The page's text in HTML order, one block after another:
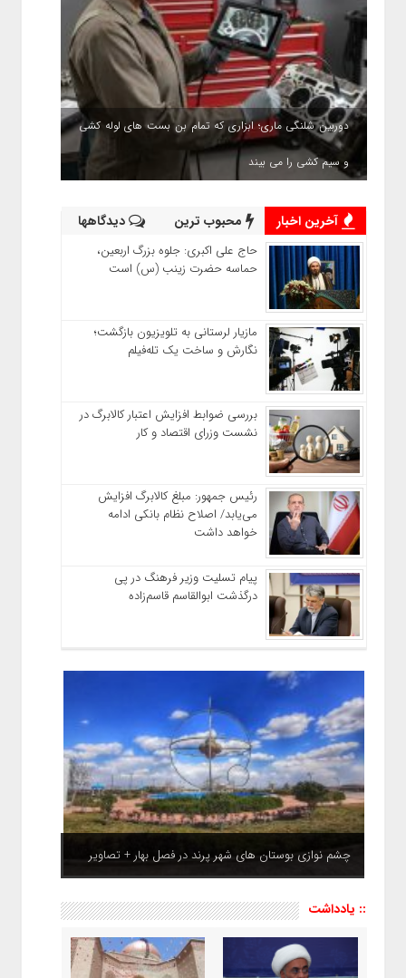
دوربین شلنگی ماری؛ ابزاری که تمام بن بست های لوله کشی
و سیم کشی را می بیند
آخرین اخبار محبوب ترین دیدگاهها
حاج‌ علی‌ اکبری: جلوه بزرگ اربعین،
حماسه حضرت زینب (س) است
مازیار لرستانی به تلویزیون بازگشت؛
نگارش و ساخت یک تله‌فیلم
بررسی ضوابط افزایش اعتبار کالابرگ در
نشست وزرای اقتصاد و کار
رئیس‌ جمهور: مبلغ کالابرگ افزایش
می‌یابد/ اصلاح نظام بانکی ادامه
خواهد داشت
پیام تسلیت وزیر فرهنگ در پی
درگذشت ابوالقاسم قاسم‌زاده
چشم نوازی بوستان های شهر پرند در فصل بهار + تصاویر
:: یادداشت